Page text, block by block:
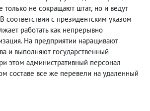
только не сокращают штат, но и ведут
соответствии с президентским указом
работать как непрерывно
На предприятии наращивают
и выполняют государственный
этом административный персонал
составе все же перевели на удаленный